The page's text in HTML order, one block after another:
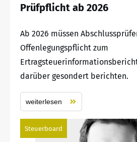
Prüfpflicht ab 2026
Ab 2026 müssen
Offenlegungspflicht zum
darüber gesondert berichten.
weiterlesen
Steuerboard